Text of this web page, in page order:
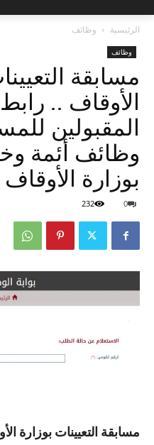
الرئيسية وظائف
وظائف
مسابقة
الأوقاف ..
المقبولين
وظائف أئمة
بوزارة الأوقاف لعام
0
232
مسابقة التعيينات بوزارة